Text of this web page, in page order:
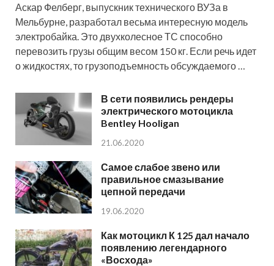
Аскар Фелберг, выпускник технического ВУЗа в
Мельбурне, разработал весьма интересную модель
электробайка. Это двухколесное ТС способно
перевозить грузы общим весом 150 кг. Если речь идет
о жидкостях, то грузоподъемность обсуждаемого …
В сети появились рендеры
электрического мотоцикла
Bentley Hooligan
21.06.2020
Самое слабое звено или
правильное смазывание
цепной передачи
19.06.2020
Как мотоцикл К 125 дал начало
появлению легендарного
«Восхода»